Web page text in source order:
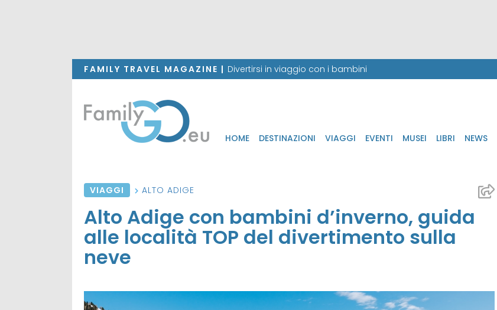
FAMILY TRAVEL MAGAZINE | Divertirsi in viaggio con i bambini
HOME DESTINAZIONI VIAGGI EVENTI MUSEI LIBRI NEWS
VIAGGI ALTO ADIGE
Alto Adige con bambini d’inverno, guida
alle località TOP del divertimento sulla
neve